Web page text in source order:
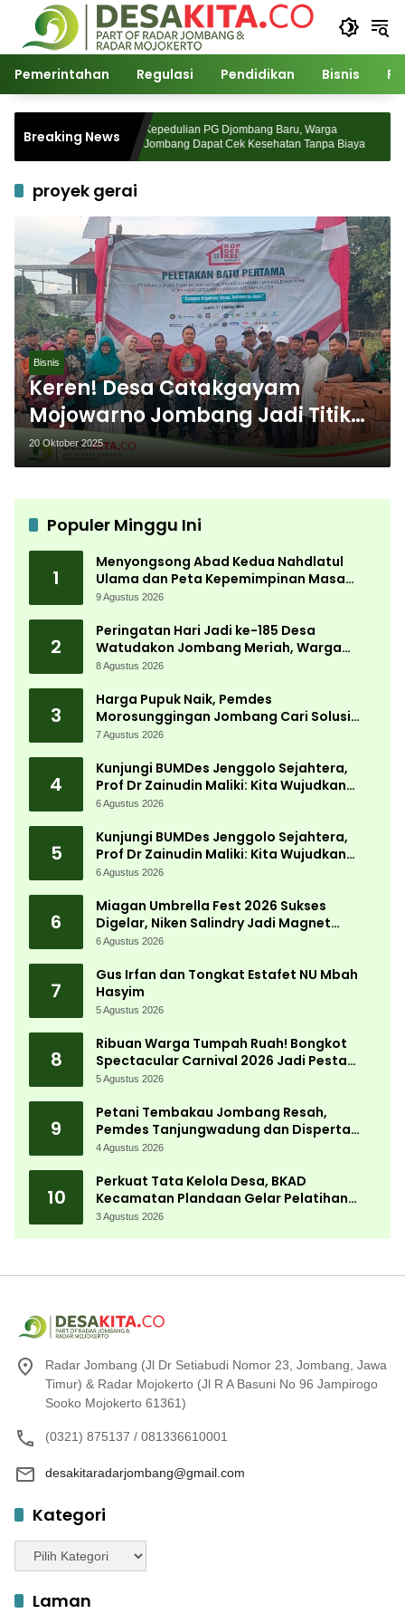
Langsung
konten
Pemerintahan Regulasi Pendidikan Bisnis
Breaking News
Ulama
Pasca
Kepedulian PG Djombang Baru, Warga
Jombang Dapat Cek Kesehatan Tanpa Biaya
proyek gerai
Bisnis
Keren! Desa Catakgayam
Mojowarno Jombang Jadi Titik
Awal Pembangunan Gerai
Kopdes Merah Putih di Jombang
20 Oktober 2025
Populer Minggu Ini
1
Menyongsong Abad Kedua Nahdlatul
Ulama dan Peta Kepemimpinan Masa
Depan Pasca Muktamar ke-35
9 Agustus 2026
2
Peringatan Hari Jadi ke-185 Desa
Watudakon Jombang Meriah, Warga
Tumpek Blek Padati Karnaval Budaya
8 Agustus 2026
3
Harga Pupuk Naik, Pemdes
Morosunggingan Jombang Cari Solusi
Lewat Kajian Akademik
7 Agustus 2026
4
Kunjungi BUMDes Jenggolo Sejahtera,
Prof Dr Zainudin Maliki: Kita Wujudkan
Kemandirian Ekonomi dengan Potensi
6 Agustus 2026
5
Kunjungi BUMDes Jenggolo Sejahtera,
Prof Dr Zainudin Maliki: Kita Wujudkan
Kemandirian Ekonomi dengan Potensi
6 Agustus 2026
6
Miagan Umbrella Fest 2026 Sukses
Digelar, Niken Salindry Jadi Magnet
Ribuan Pengunjung
6 Agustus 2026
7
Gus Irfan dan Tongkat Estafet NU Mbah
Hasyim
5 Agustus 2026
8
Ribuan Warga Tumpah Ruah! Bongkot
Spectacular Carnival 2026 Jadi Pesta
Kemerdekaan Terbesar di Peterongan
5 Agustus 2026
9
Petani Tembakau Jombang Resah,
Pemdes Tanjungwadung dan Disperta
Bergerak Cepat
4 Agustus 2026
10
Perkuat Tata Kelola Desa, BKAD
Kecamatan Plandaan Gelar Pelatihan
Aparatur Pemdes
3 Agustus 2026
Radar Jombang (Jl Dr Setiabudi Nomor 23, Jombang, Jawa
Timur) & Radar Mojokerto (Jl R A Basuni No 96 Jampirogo
Sooko Mojokerto 61361)
(0321) 875137 / 081336610001
desakitaradarjombang@gmail.com
Kategori
Kategori
Laman